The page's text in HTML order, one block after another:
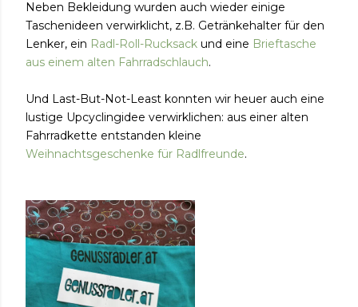
Neben Bekleidung wurden auch wieder einige
Taschenideen verwirklicht, z.B. Getränkehalter für den
Lenker, ein Radl-Roll-Rucksack und eine Brieftasche
aus einem alten Fahrradschlauch.
Und Last-But-Not-Least konnten wir heuer auch eine
lustige Upcyclingidee verwirklichen: aus einer alten
Fahrradkette entstanden kleine
Weihnachtsgeschenke für Radlfreunde.